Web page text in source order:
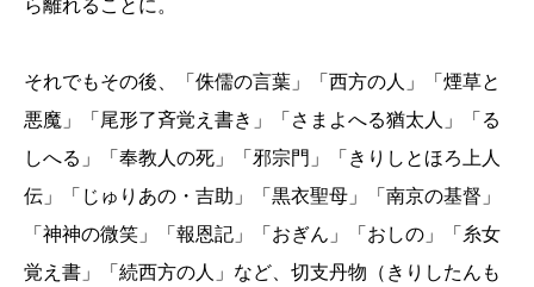
ら離れることに。
それでもその後、「侏儒の言葉」「西方の人」「煙草と
悪魔」「尾形了斉覚え書き」「さまよへる猶太人」「る
しへる」「奉教人の死」「邪宗門」「きりしとほろ上人
伝」「じゅりあの・吉助」「黒衣聖母」「南京の基督」
「神神の微笑」「報恩記」「おぎん」「おしの」「糸女
覚え書」「続西方の人」など、切支丹物（きりしたんも